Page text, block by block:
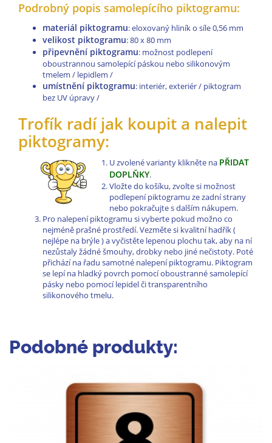
Podrobný popis samolepícího piktogramu:
materiál piktogramu: eloxovaný hliník o síle 0,56 mm
velikost piktogramu: 80 x 80 mm
připevnění piktogramu: možnost podlepení
oboustrannou samolepící páskou nebo silikonovým
tmelem / lepidlem /
umístnění piktogramu: interiér, exteriér / piktogram
bez UV úpravy /
Trofík radí jak koupit a nalepit
piktogramy:
U zvolené varianty klikněte na PŘIDAT
DOPLŇKY.
Vložte do košíku, zvolte si možnost
podlepení piktogramu ze zadní strany
nebo pokračujte s dalším nákupem.
Pro nalepení piktogramu si vyberte pokud možno co
nejméně prašné prostředí. Vezměte si kvalitní hadřík (
nejlépe na brýle ) a vyčistěte lepenou plochu tak, aby na ní
nezůstaly žádné šmouhy, drobky nebo jiné nečistoty. Poté
přichází na řadu samotné nalepení piktogramu. Piktogram
se lepí na hladký povrch pomocí oboustranné samolepící
pásky nebo pomocí lepidel či transparentního
silikonového tmelu.
Podobné produkty: